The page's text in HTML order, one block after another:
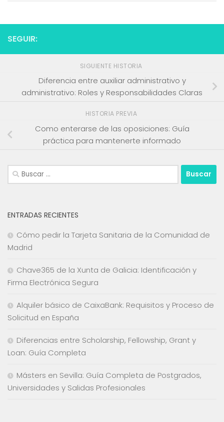
SEGUIR:
SIGUIENTE HISTORIA
Diferencia entre auxiliar administrativo y
administrativo: Roles y Responsabilidades Claras
HISTORIA PREVIA
Como enterarse de las oposiciones: Guía
práctica para mantenerte informado
Buscar:
ENTRADAS RECIENTES
Cómo pedir la Tarjeta Sanitaria de la Comunidad de
Madrid
Chave365 de la Xunta de Galicia: Identificación y
Firma Electrónica Segura
Alquiler básico de CaixaBank: Requisitos y Proceso de
Solicitud en España
Diferencias entre Scholarship, Fellowship, Grant y
Loan: Guía Completa
Másters en Sevilla: Guía Completa de Postgrados,
Universidades y Salidas Profesionales